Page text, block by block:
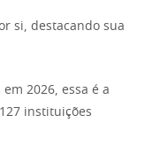
si, destacando sua
2026, essa é a
instituições